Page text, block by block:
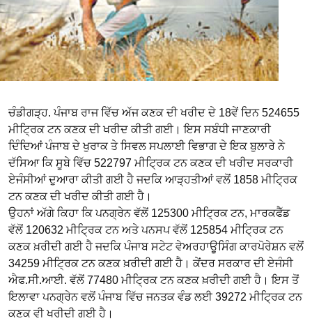
ਚੰਡੀਗੜ੍ਹ. ਪੰਜਾਬ ਰਾਜ ਵਿੱਚ ਅੱਜ ਕਣਕ ਦੀ ਖਰੀਦ ਦੇ 18ਵੇਂ ਦਿਨ 524655
ਮੀਟ੍ਰਿਕ ਟਨ ਕਣਕ ਦੀ ਖਰੀਦ ਕੀਤੀ ਗਈ। ਇਸ ਸਬੰਧੀ ਜਾਣਕਾਰੀ
ਦਿੰਦਿਆਂ ਪੰਜਾਬ ਦੇ ਖੁਰਾਕ ਤੇ ਸਿਵਲ ਸਪਲਾਈ ਵਿਭਾਗ ਦੇ ਇਕ ਬੁਲਾਰੇ ਨੇ
ਦੱਸਿਆ ਕਿ ਸੂਬੇ ਵਿੱਚ 522797 ਮੀਟ੍ਰਿਕ ਟਨ ਕਣਕ ਦੀ ਖਰੀਦ ਸਰਕਾਰੀ
ਏਜੰਸੀਆਂ ਦੁਆਰਾ ਕੀਤੀ ਗਈ ਹੈ ਜਦਕਿ ਆੜ੍ਹਤੀਆਂ ਵਲੋਂ 1858 ਮੀਟ੍ਰਿਕ
ਟਨ ਕਣਕ ਦੀ ਖਰੀਦ ਕੀਤੀ ਗਈ ਹੈ।
ਉਹਨਾਂ ਅੱਗੇ ਕਿਹਾ ਕਿ ਪਨਗ੍ਰੇਨ ਵੱਲੋਂ 125300 ਮੀਟ੍ਰਿਕ ਟਨ, ਮਾਰਕਫੈੱਡ
ਵੱਲੋਂ 120632 ਮੀਟ੍ਰਿਕ ਟਨ ਅਤੇ ਪਨਸਪ ਵੱਲੋਂ 125854 ਮੀਟ੍ਰਿਕ ਟਨ
ਕਣਕ ਖ਼ਰੀਦੀ ਗਈ ਹੈ ਜਦਕਿ ਪੰਜਾਬ ਸਟੇਟ ਵੇਅਰਹਾਊਸਿੰਗ ਕਾਰਪੋਰੇਸ਼ਨ ਵਲੋਂ
34259 ਮੀਟ੍ਰਿਕ ਟਨ ਕਣਕ ਖ਼ਰੀਦੀ ਗਈ ਹੈ। ਕੇਂਦਰ ਸਰਕਾਰ ਦੀ ਏਜੰਸੀ
ਐਫ.ਸੀ.ਆਈ. ਵੱਲੋਂ 77480 ਮੀਟ੍ਰਿਕ ਟਨ ਕਣਕ ਖ਼ਰੀਦੀ ਗਈ ਹੈ। ਇਸ ਤੋਂ
ਇਲਾਵਾ ਪਨਗ੍ਰੇਨ ਵਲੋਂ ਪੰਜਾਬ ਵਿੱਚ ਜਨਤਕ ਵੰਡ ਲਈ 39272 ਮੀਟ੍ਰਿਕ ਟਨ
ਕਣਕ ਵੀ ਖਰੀਦੀ ਗਈ ਹੈ।